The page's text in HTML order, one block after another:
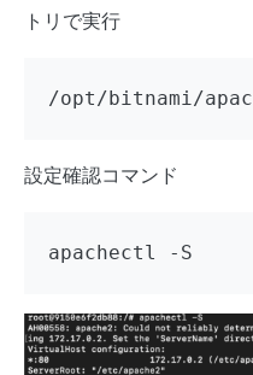
トリで実行
/opt/bitnami/
設定確認コマンド
apachectl -S